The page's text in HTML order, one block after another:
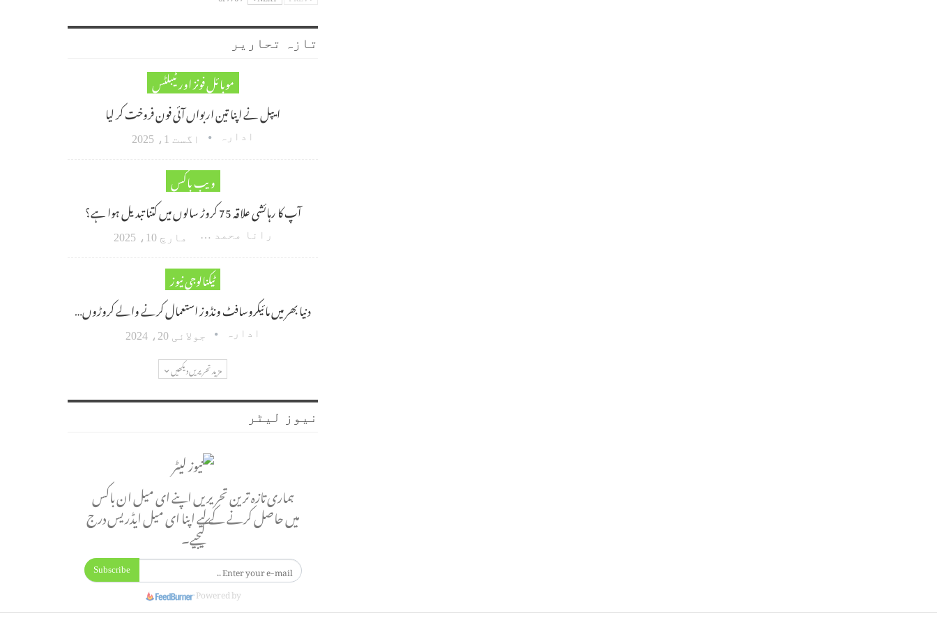
تازہ تحاریر
موبائل فونز اور ٹیبلٹس
ایپل نے اپنا تین اربواں آئی فون فروخت کر لیا
ادارہ اگست 1، 2025
ویب باکس
آپ کا رہائشی علاقہ 75 کروڑ سالوں میں کتنا تبدیل ہوا ہے؟
رانا محمد امین اکبر مارچ 10، 2025
ٹیکنالوجی نیوز
دنیا بھر میں مائیکروسافٹ ونڈوز استعمال کرنے والے کروڑوں…
ادارہ جولائی 20، 2024
مزید تحریریں دیکھیں
نیوز لیٹر
ہماری تازہ ترین تحریریں اپنے ای میل ان باکس
میں حاصل کرنے کے لیے اپنا ای میل ایڈریس درج
کیجیے۔
Subscribe
Powered by